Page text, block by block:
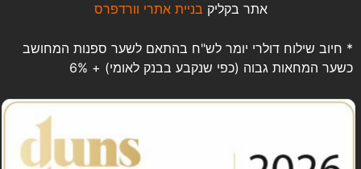
אתר בקליק בניית אתרי וורדפרס
* חיוב שילוח דולרי יומר לש"ח בהתאם לשער ספנות המחושב
כשער המחאות גבוה (כפי שנקבע בבנק לאומי) + 6%